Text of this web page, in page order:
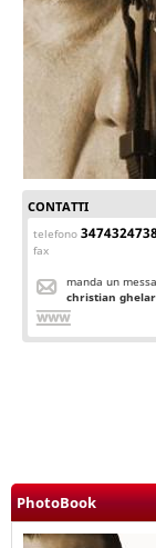
CONTATTI
telefono
fax
manda un
christian
PhotoBook